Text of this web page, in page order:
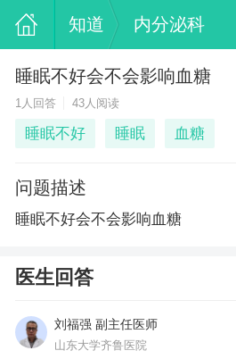
知道 内分泌科
睡眠不好会不会影响血糖
1人回答 43人阅读
睡眠不好 睡眠 血糖
问题描述
睡眠不好会不会影响血糖
医生回答
刘福强 副主任医师
山东大学齐鲁医院